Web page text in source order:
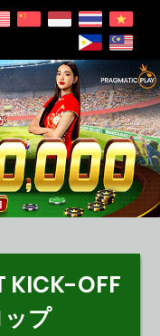
KICK-OFF
プ